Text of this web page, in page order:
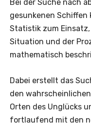
Bei der Suche nach
gesunkenen Schiffen
Statistik zum
Situation und der
mathematisch
Dabei erstellt das
den
Orten des Unglücks
fortlaufend mit den